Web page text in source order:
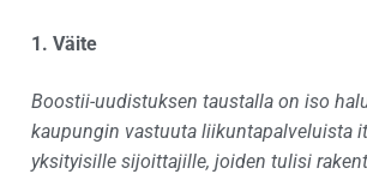
1. Väite
Boostii-uudistuksen taustalla on iso
kaupungin vastuuta liikuntapalveluista
yksityisille sijoittajille, joiden tulisi